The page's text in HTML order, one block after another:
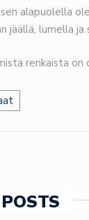
alapuolella
lumella ja
renkaista on